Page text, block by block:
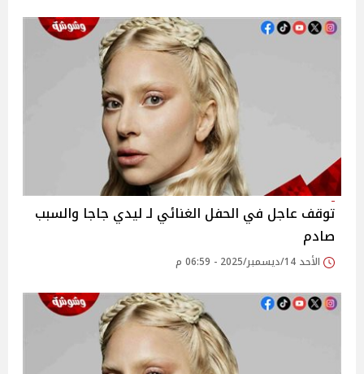
توقف عاجل في الحفل الغنائي لـ ليدي جاجا والسبب
صادم
الأحد 14/ديسمبر/2025 - 06:59 م